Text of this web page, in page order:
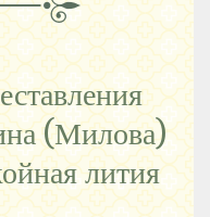
(Милова)
лития